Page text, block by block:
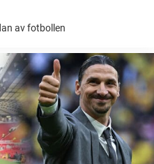
av fotbollen